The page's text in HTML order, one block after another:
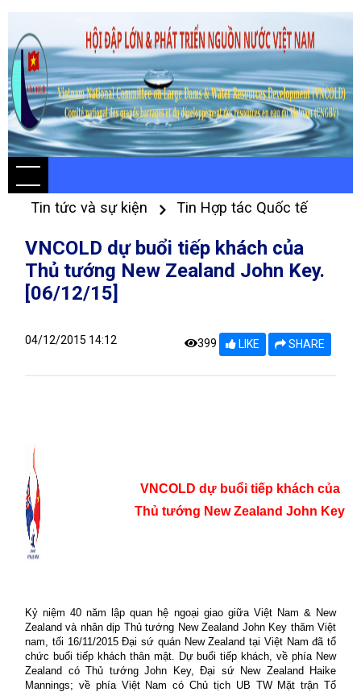
Tin tức và sự kiện Tin Hợp tác Quốc tế
VNCOLD dự buổi tiếp khách của
Thủ tướng New Zealand John Key.
[06/12/15]
04/12/2015 14:12 399 LIKE SHARE
VNCOLD dự buổi tiếp khách của
Thủ tướng New Zealand John Key
Kỷ niệm 40 năm lập quan hệ ngoại giao giữa Việt Nam & New
Zealand và nhân dịp Thủ tướng New Zealand John Key thăm Việt
nam, tối 16/11/2015 Đại sứ quán New Zealand tại Việt Nam đã tổ
chức buổi tiếp khách thân mật. Dự buổi tiếp khách, về phía New
Zealand có Thủ tướng John Key, Đại sứ New Zealand Haike
Mannings; về phía Việt Nam có Chủ tịch UB TW Mặt trận Tổ